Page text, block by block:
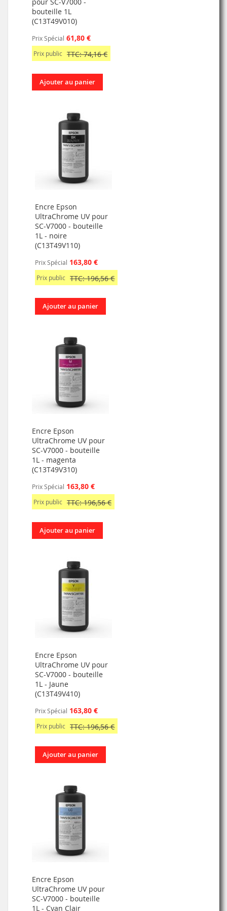
bouteille 1L
(C13T49V010)
Prix Spécial 61,80 €
Prix public TTC: 74,16 €
Ajouter au panier
Encre Epson
UltraChrome UV pour
SC-V7000 - bouteille
1L - noire
(C13T49V110)
Prix Spécial 163,80 €
Prix public TTC: 196,56 €
Ajouter au panier
Encre Epson
UltraChrome UV pour
SC-V7000 - bouteille
1L - magenta
(C13T49V310)
Prix Spécial 163,80 €
Prix public TTC: 196,56 €
Ajouter au panier
Encre Epson
UltraChrome UV pour
SC-V7000 - bouteille
1L - Jaune
(C13T49V410)
Prix Spécial 163,80 €
Prix public TTC: 196,56 €
Ajouter au panier
Encre Epson
UltraChrome UV pour
SC-V7000 - bouteille
1L - Cyan Clair